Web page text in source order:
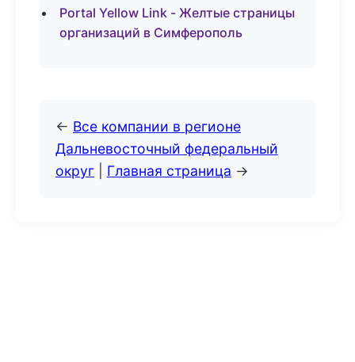
Portal Yellow Link - Желтые страницы
организаций в Симферополь
← Все компании в регионе
Дальневосточный федеральный
округ
Главная страница →